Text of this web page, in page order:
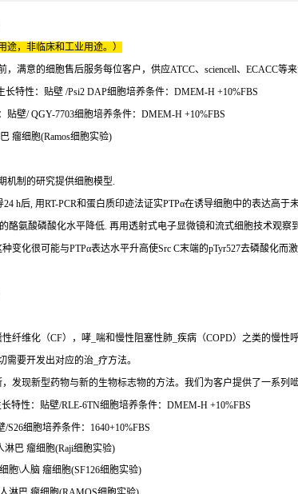
途，非临床和工业用途。）
满意的细胞售后服务每位客户，供应ATCC、sciencell、ECACC等
特性：贴壁 /Psi2 DAP细胞培养条件：DMEM-H +10%FBS
壁/ QGY-7703细胞培养条件：DMEM-H +10%FBS
瘤细胞(Ramos细胞实验)
机制的研究提供细胞模型.
h后, 用RT-PCR和蛋白质印迹法证实PTPα在诱导细胞中的表达高
酪氨酸磷酸化水平降低. 再用透射式电子显微镜和流式细胞技术观察
变化很可能与PTPα表达水平升高使Src C末端的pTyr527去磷酸化而激
纤维化（CF），哮_喘和慢性阻塞性肺_疾病（COPD）之类的慢
要开发出对应的治_疗方法。
发现新型药物与新的生物标志物的方法。我们为客户提供了一系列
特性：贴壁/RLE-6TN细胞培养条件：DMEM-H +10%FBS
细胞培养条件：1640+10%FBS
淋巴 瘤细胞(Raji细胞实验)
胞\人脑 瘤细胞(SF126细胞实验)